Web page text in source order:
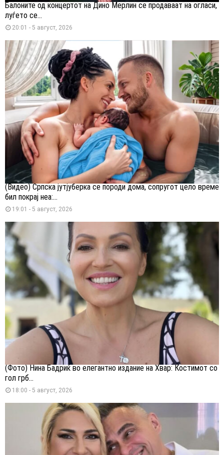
Балоните од концертот на Дино Мерлин се продаваат на огласи,
луѓето се...
20:01 - 5 август, 2026
(Видео) Српска јутјуберка се породи дома, сопругот цело време
бил покрај неа:...
19:01 - 5 август, 2026
(Фото) Нина Бадриќ во елегантно издание на Хвар: Костимот со
гол грб...
18:00 - 5 август, 2026